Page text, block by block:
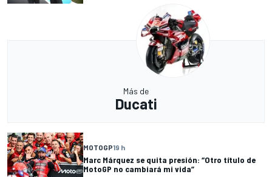
Más de
Ducati
MOTOGP19 h
Marc Márquez se quita presión: “Otro título de
MotoGP no cambiará mi vida”